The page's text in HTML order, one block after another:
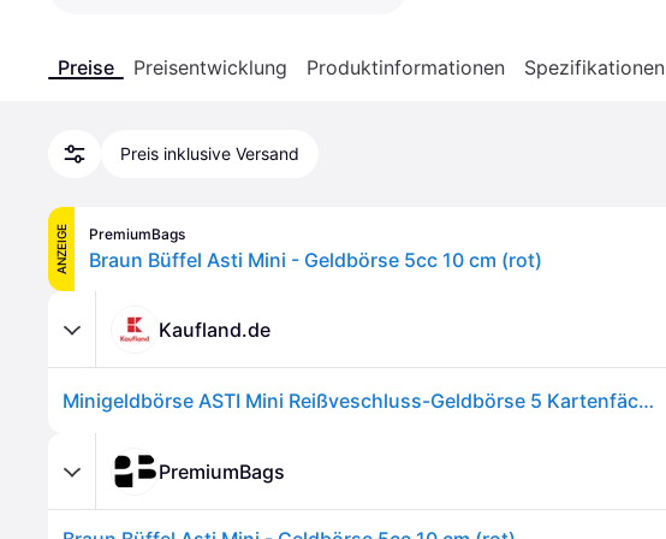
Preise Preisentwicklung Produktinformationen Spezifikationen
Preis inklusive Versand
ANZEIGE PremiumBags
Braun Büffel Asti Mini - Geldbörse 5cc 10 cm (rot)
Kaufland.de
Minigeldbörse ASTI Mini Reißveschluss-Geldbörse 5 Kartenfächer rot Damen - Leder
PremiumBags